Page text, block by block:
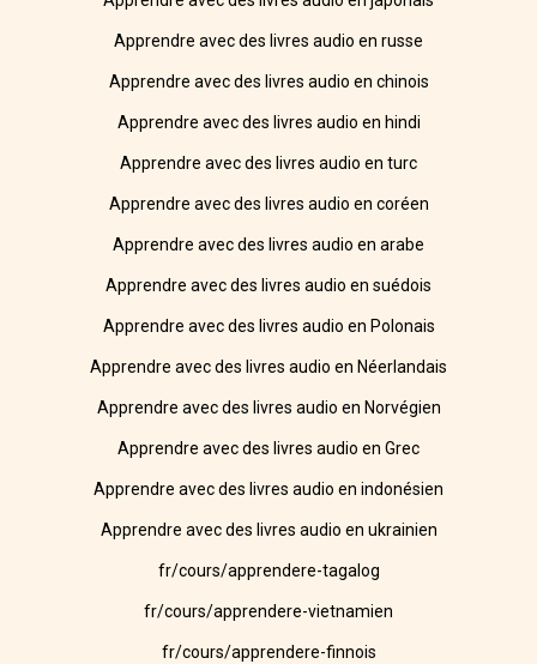
Apprendre avec des livres audio en russe
Apprendre avec des livres audio en chinois
Apprendre avec des livres audio en hindi
Apprendre avec des livres audio en turc
Apprendre avec des livres audio en coréen
Apprendre avec des livres audio en arabe
Apprendre avec des livres audio en suédois
Apprendre avec des livres audio en Polonais
Apprendre avec des livres audio en Néerlandais
Apprendre avec des livres audio en Norvégien
Apprendre avec des livres audio en Grec
Apprendre avec des livres audio en indonésien
Apprendre avec des livres audio en ukrainien
fr/cours/apprendere-tagalog
fr/cours/apprendere-vietnamien
fr/cours/apprendere-finnois